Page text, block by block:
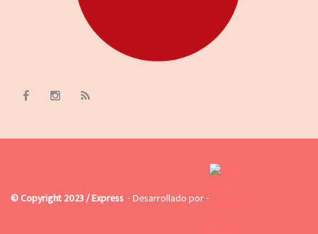
© Copyright 2023 / Express - Desarrollado por -